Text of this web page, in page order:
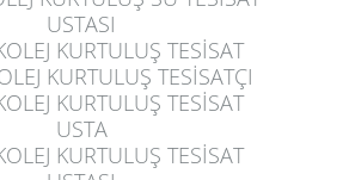
USTASI
KURTULUŞ TESİSAT
KURTULUŞ TESİSATÇI
KURTULUŞ TESİSAT
USTA
KURTULUŞ TESİSAT